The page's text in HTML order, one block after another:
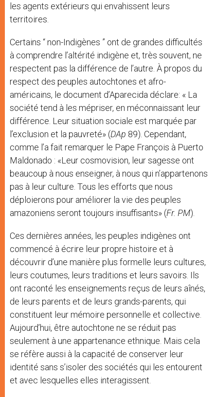
les agents extérieurs qui envahissent leurs
territoires.
Certains “ non-Indigènes ” ont de grandes difficultés
à comprendre l’altérité indigène et, très souvent, ne
respectent pas la différence de l’autre. À propos du
respect des peuples autochtones et afro-
américains, le document d’Aparecida déclare: « La
société tend à les mépriser, en méconnaissant leur
différence. Leur situation sociale est marquée par
l’exclusion et la pauvreté» (DAp 89). Cependant,
comme l’a fait remarquer le Pape François à Puerto
Maldonado : «Leur cosmovision, leur sagesse ont
beaucoup à nous enseigner, à nous qui n’appartenons
pas à leur culture. Tous les efforts que nous
déploierons pour améliorer la vie des peuples
amazoniens seront toujours insuffisants» (Fr. PM).
Ces dernières années, les peuples indigènes ont
commencé à écrire leur propre histoire et à
découvrir d’une manière plus formelle leurs cultures,
leurs coutumes, leurs traditions et leurs savoirs. Ils
ont raconté les enseignements reçus de leurs aînés,
de leurs parents et de leurs grands-parents, qui
constituent leur mémoire personnelle et collective.
Aujourd’hui, être autochtone ne se réduit pas
seulement à une appartenance ethnique. Mais cela
se réfère aussi à la capacité de conserver leur
identité sans s’isoler des sociétés qui les entourent
et avec lesquelles elles interagissent.